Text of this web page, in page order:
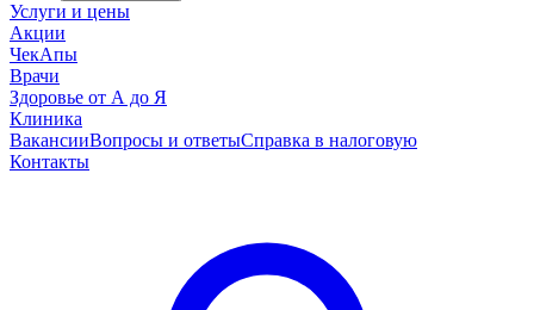
Услуги и цены
Акции
ЧекАпы
Врачи
Здоровье от А до Я
Клиника
ВакансииВопросы и ответыСправка в налоговую
Контакты